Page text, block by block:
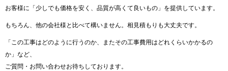
お客様に「少しでも価格を安く、品質が高くて良いもの」を提供しています。
もちろん、他の会社様と比べて構いません。相見積もりも大丈夫です。
「この工事はどのように行うのか、またその工事費用はどれくらいかかるの
か」など、
ご質問・お問い合わせお待ちしております。